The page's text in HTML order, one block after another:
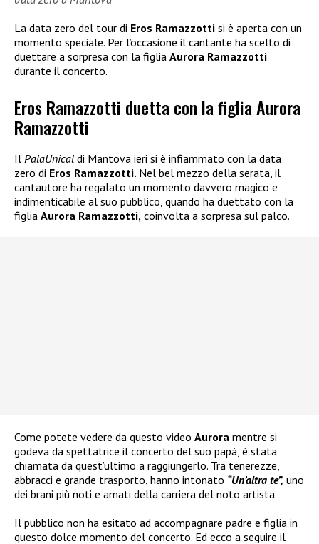
La data zero del tour di Eros Ramazzotti si è aperta con un
momento speciale. Per l’occasione il cantante ha scelto di
duettare a sorpresa con la figlia Aurora Ramazzotti
durante il concerto.
Eros Ramazzotti duetta con la figlia Aurora
Ramazzotti
Il PalaUnical di Mantova ieri si è infiammato con la data
zero di Eros Ramazzotti. Nel bel mezzo della serata, il
cantautore ha regalato un momento davvero magico e
indimenticabile al suo pubblico, quando ha duettato con la
figlia Aurora Ramazzotti, coinvolta a sorpresa sul palco.
Come potete vedere da questo video Aurora mentre si
godeva da spettatrice il concerto del suo papà, è stata
chiamata da quest’ultimo a raggiungerlo. Tra tenerezze,
abbracci e grande trasporto, hanno intonato “Un’altra te”, uno
dei brani più noti e amati della carriera del noto artista.
Il pubblico non ha esitato ad accompagnare padre e figlia in
questo dolce momento del concerto. Ed ecco a seguire il